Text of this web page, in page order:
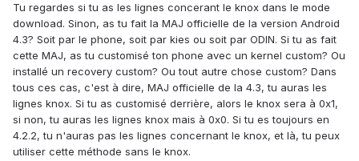
Tu regardes si tu as les lignes concerant le knox dans le mode
download. Sinon, as tu fait la MAJ officielle de la version Android
4.3? Soit par le phone, soit par kies ou soit par ODIN. Si tu as fait
cette MAJ, as tu customisé ton phone avec un kernel custom? Ou
installé un recovery custom? Ou tout autre chose custom? Dans
tous ces cas, c'est à dire, MAJ officielle de la 4.3, tu auras les
lignes knox. Si tu as customisé derrière, alors le knox sera à 0x1,
si non, tu auras les lignes knox mais à 0x0. Si tu es toujours en
4.2.2, tu n'auras pas les lignes concernant le knox, et là, tu peux
utiliser cette méthode sans le knox.